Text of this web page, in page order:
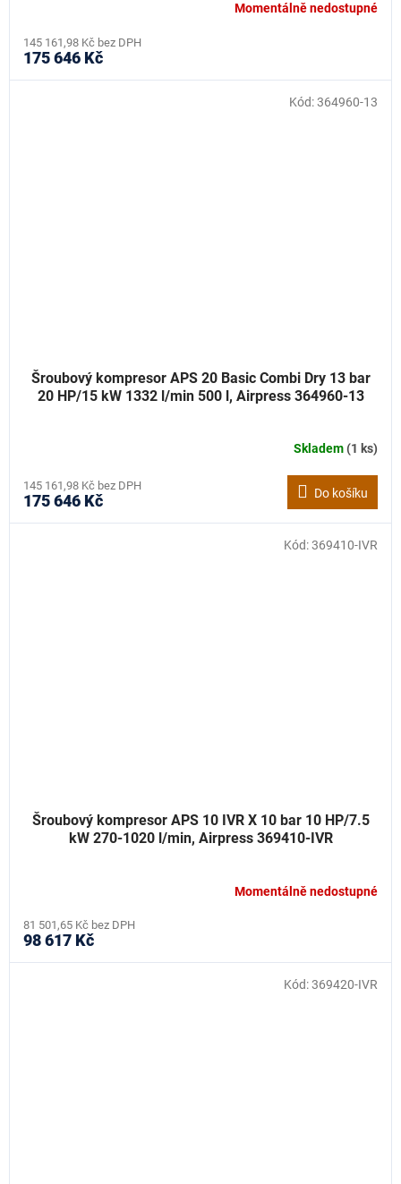
Momentálně nedostupné
145 161,98 Kč bez DPH
175 646 Kč
Šroubový kompresor APS 20 Basic Combi Dry 13 bar
20 HP/15 kW 1332 l/min 500 l, Airpress 364960-13
Skladem(1 ks)
145 161,98 Kč bez DPH
175 646 Kč Do košíku
Kód:364960-13
Šroubový kompresor APS 10 IVR X 10 bar 10 HP/7.5
kW 270-1020 l/min, Airpress 369410-IVR
Momentálně nedostupné
81 501,65 Kč bez DPH
98 617 Kč
Kód:369410-IVR
Kód:369420-IVR